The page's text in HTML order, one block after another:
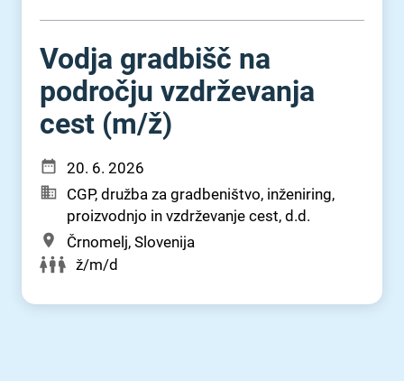
Vodja gradbišč na
področju vzdrževanja
cest (m⁠/⁠ž)
20. 6. 2026
CGP, družba za gradbeništvo, inženiring,
proizvodnjo in vzdrževanje cest, d.d.
Črnomelj, Slovenija
ž/m/d